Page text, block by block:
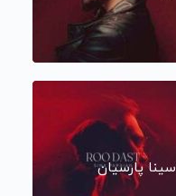
سینا پارسیان